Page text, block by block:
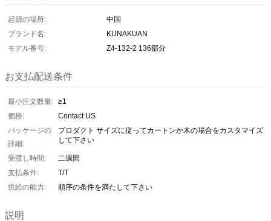
起源の場所:
中国
ブランド名:
KUNAKUAN
モデル番号:
Z4-132-2 136部分
お支払配送条件
最小注文数量: ≥1
価格:
Contact US
パッケージの
詳細:
プロダクト サイズに従ってカートンか木の場合をカスタマイズ
して下さい
受渡し時間:
二週間
支払条件:
T/T
供給の能力:
順序の条件を満たして下さい
説明